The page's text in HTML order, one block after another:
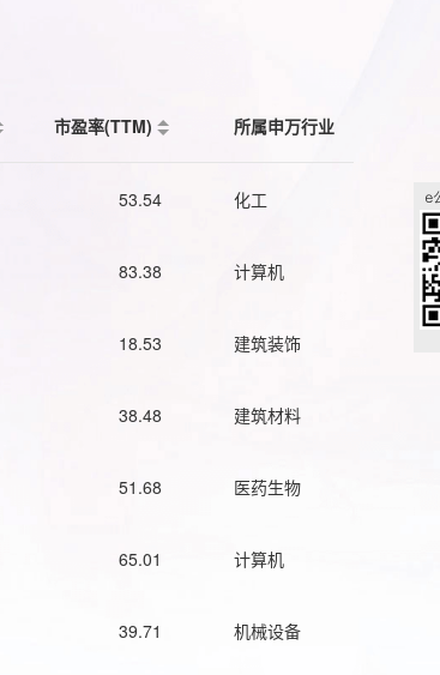
市盈率(TTM) 所属申万行业
53.54 化工
83.38 计算机
18.53 建筑装饰
38.48 建筑材料
51.68 医药生物
65.01 计算机
39.71 机械设备